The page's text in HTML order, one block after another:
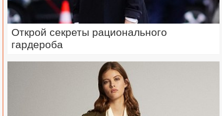
Открой секреты рационального
гардероба